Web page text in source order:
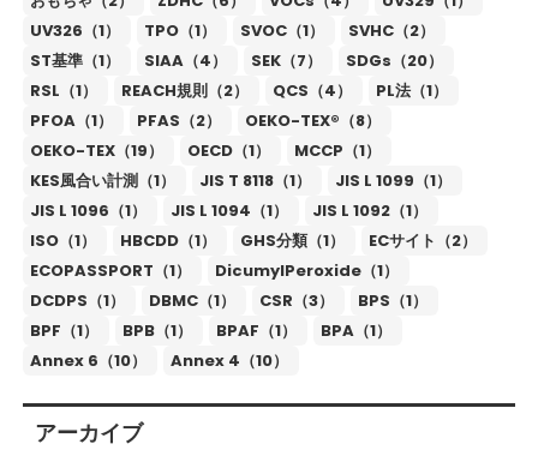
UV326（1）
TPO（1） SVOC（1）
SVHC（2）
ST基準（1）
SIAA（4） SEK（7）
SDGs（20）
RSL（1）
REACH規則（2） QCS（4）
PL法（1）
PFOA（1）
PFAS（2）
OEKO-TEX®（8）
OEKO-TEX（19）
OECD（1）
MCCP（1）
KES風合い計測（1）
JIS T 8118（1）
JIS L 1099（1）
JIS L 1096（1）
JIS L 1094（1）
JIS L 1092（1）
ISO（1）
HBCDD（1） GHS分類（1）
ECサイト（2）
ECOPASSPORT（1）
DicumylPeroxide（1）
DCDPS（1）
DBMC（1） CSR（3）
BPS（1）
BPF（1）
BPB（1） BPAF（1）
BPA（1）
Annex 6（10）
Annex 4（10）
アーカイブ